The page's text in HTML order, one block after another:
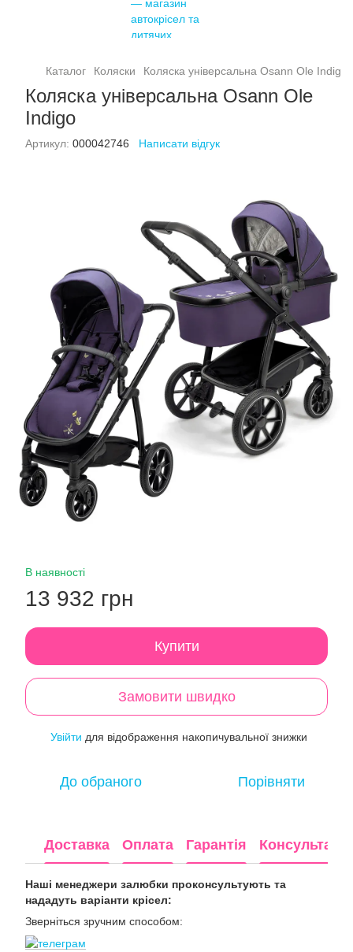
Каталог Коляски Коляска універсальна Osann Ole Indigo
Коляска універсальна Osann Ole
Indigo
Артикул: 000042746 Написати відгук
В наявності
13 932 грн
Купити
Замовити швидко
Увійти для відображення накопичувальної знижки
До обраного Порівняти
Доставка Оплата Гарантія Консультація
Наші менеджери залюбки проконсультують та
нададуть варіанти крісел:
Зверніться зручним способом: